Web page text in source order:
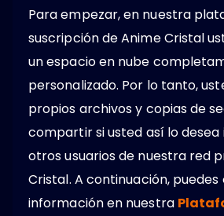
Para empezar, en nuestra
suscripción de Anime Cristal
un espacio en nube
personalizado. Por lo tanto,
propios archivos y copias de
compartir si usted así lo
otros usuarios de nuestra red
Cristal. A continuación,
información en nuestra